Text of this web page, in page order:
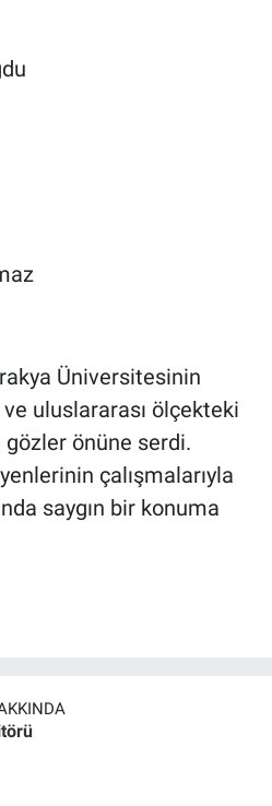
Üniversitesinin
uluslararası ölçekteki
gözler önüne serdi.
çalışmalarıyla
saygın bir konuma